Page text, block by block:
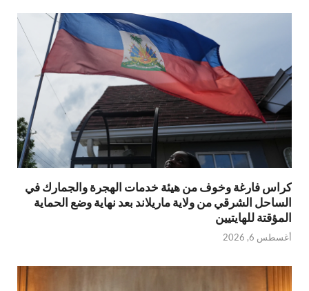
كراس فارغة وخوف من هيئة خدمات الهجرة والجمارك في
الساحل الشرقي من ولاية ماريلاند بعد نهاية وضع الحماية
المؤقتة للهايتيين
أغسطس 6, 2026